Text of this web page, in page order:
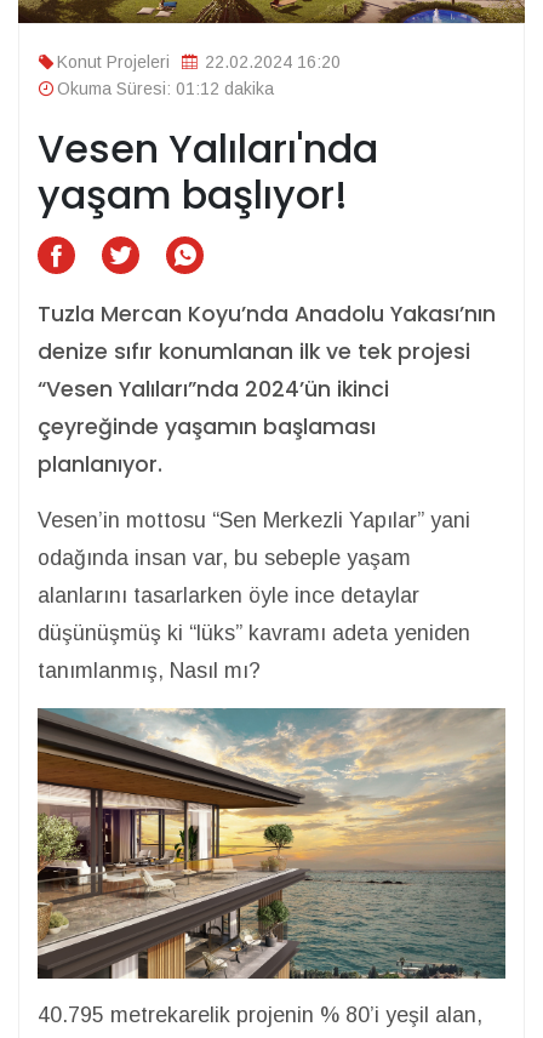
Konut Projeleri
22.02.2024 16:20
Okuma Süresi: 01:12 dakika
Vesen Yalıları'nda
yaşam başlıyor!
Tuzla Mercan Koyu’nda Anadolu Yakası’nın
denize sıfır konumlanan ilk ve tek projesi
“Vesen Yalıları”nda 2024’ün ikinci
çeyreğinde yaşamın başlaması
planlanıyor.
Vesen’in mottosu “Sen Merkezli Yapılar” yani
odağında insan var, bu sebeple yaşam
alanlarını tasarlarken öyle ince detaylar
düşünüşmüş ki “lüks” kavramı adeta yeniden
tanımlanmış, Nasıl mı?
40.795 metrekarelik projenin % 80’i yeşil alan,